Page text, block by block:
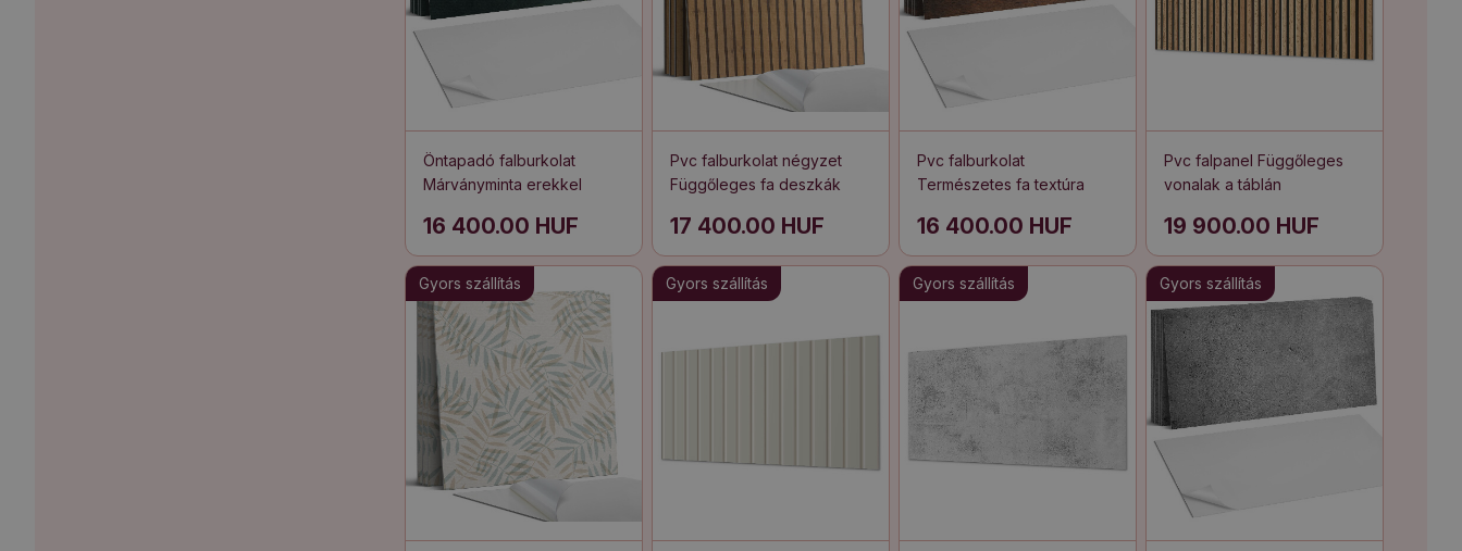
Öntapadó falburkolat
Márványminta erekkel
16 400.00 HUF
Pvc falburkolat négyzet
Függőleges fa deszkák
17 400.00 HUF
Pvc falburkolat
Természetes fa textúra
16 400.00 HUF
Pvc falpanel Függőleges
vonalak a táblán
19 900.00 HUF
Gyors szállítás Gyors szállítás Gyors szállítás Gyors szállítás